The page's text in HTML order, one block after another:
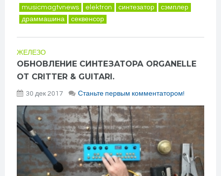
musicmagtvnews
elektron синтезатор
сэмплер
драммашина
секвенсор
ЖЕЛЕЗО
ОБНОВЛЕНИЕ СИНТЕЗАТОРА ORGANELLE
ОТ CRITTER & GUITARI.
30 дек 2017 Станьте первым комментатором!